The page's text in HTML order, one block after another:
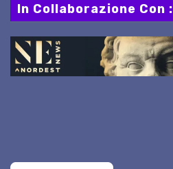
In Collaborazione Con :